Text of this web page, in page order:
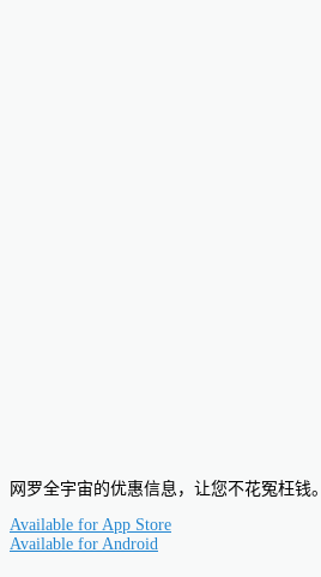
网罗全宇宙的优惠信息，让您不花冤枉钱。
Available for App Store
Available for Android